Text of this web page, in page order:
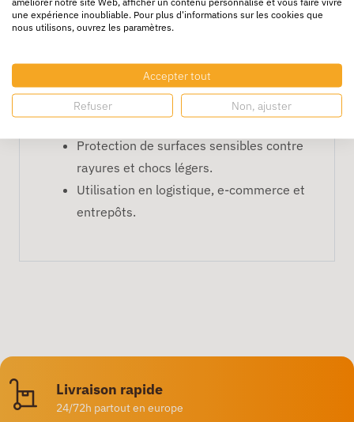
Solution idéale pour la protection, le
Applications recommandées
Emballage de mobilier, électroménager
et objets fragiles.
Protection de surfaces sensibles contre
rayures et chocs légers.
Utilisation en logistique, e-commerce et
entrepôts.
Livraison rapide
24/72h partout en europe
une expérience inoubliable. Pour plus d'informations sur les cookies que
nous utilisons, ouvrez les paramètres.
Accepter tout
Refuser Non, ajuster